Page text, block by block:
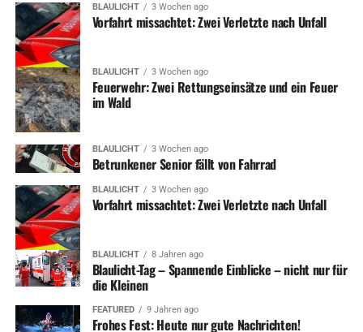
BLAULICHT 3 Wochen ago
Vorfahrt missachtet: Zwei Verletzte nach Unfall
BLAULICHT 3 Wochen ago
Feuerwehr: Zwei Rettungseinsätze und ein Feuer
im Wald
BLAULICHT 3 Wochen ago
Betrunkener Senior fällt von Fahrrad
BLAULICHT 3 Wochen ago
Vorfahrt missachtet: Zwei Verletzte nach Unfall
BLAULICHT 8 Jahren ago
Blaulicht-Tag – Spannende Einblicke – nicht nur für
die Kleinen
FEATURED 9 Jahren ago
Frohes Fest: Heute nur gute Nachrichten!